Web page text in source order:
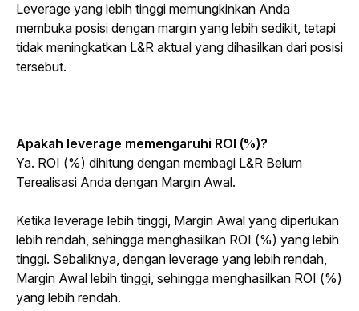
Leverage yang lebih tinggi memungkinkan Anda
membuka posisi dengan margin yang lebih sedikit, tetapi
tidak meningkatkan L&R aktual yang dihasilkan dari posisi
tersebut.
Apakah leverage memengaruhi ROI (%)?
Ya. ROI (%) dihitung dengan membagi L&R Belum
Terealisasi Anda dengan Margin Awal.
Ketika leverage lebih tinggi, Margin Awal yang diperlukan
lebih rendah, sehingga menghasilkan ROI (%) yang lebih
tinggi. Sebaliknya, dengan leverage yang lebih rendah,
Margin Awal lebih tinggi, sehingga menghasilkan ROI (%)
yang lebih rendah.